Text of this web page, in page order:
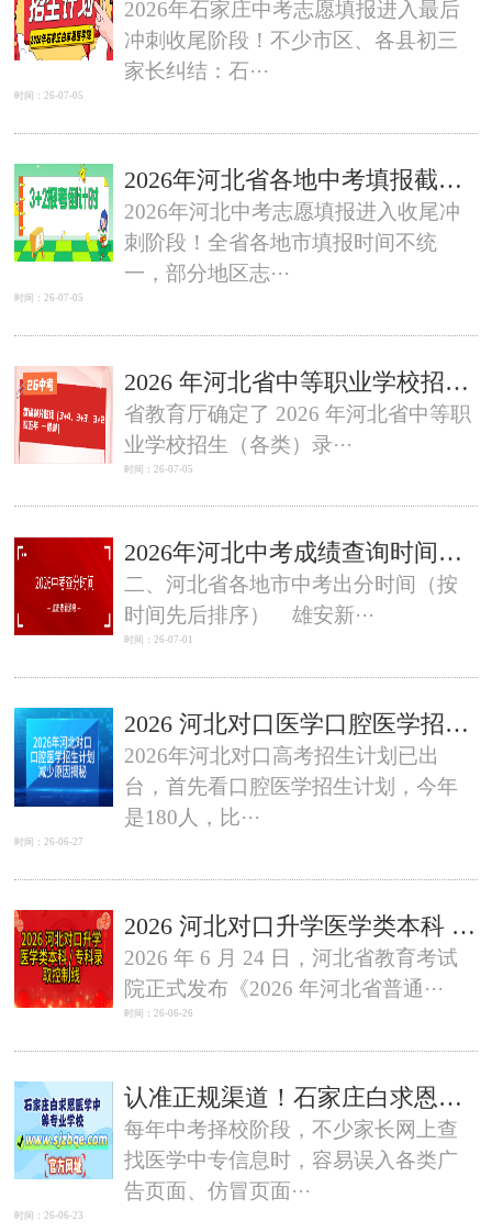
2026年石家庄中考志愿填报进入最后
冲刺收尾阶段！不少市区、各县初三
家长纠结：石···
时间：26-07-05
2026年河北省各地中考填报截止时间（倒计时）
2026年河北中考志愿填报进入收尾冲
刺阶段！全省各地市填报时间不统
一，部分地区志···
时间：26-07-05
2026 年河北省中等职业学校招生（3+4|3+3|3+2|五年一贯制）录取控制分数线
省教育厅确定了 2026 年河北省中等职
业学校招生（各类）录···
时间：26-07-05
2026年河北中考成绩查询时间（河北省各地市都有）
二、河北省各地市中考出分时间（按
时间先后排序） 雄安新···
时间：26-07-01
2026 河北对口医学口腔医学招生计划对比 2025 年，大幅缩招意味着什么？考生必看
2026年河北对口高考招生计划已出
台，首先看口腔医学招生计划，今年
是180人，比···
时间：26-06-27
2026 河北对口升学医学类本科 / 专科录取控制线 + 志愿填报时间汇总
2026 年 6 月 24 日，河北省教育考试
院正式发布《2026 年河北省普通···
时间：26-06-26
认准正规渠道！石家庄白求恩医学中等专业学校官方网站公布
每年中考择校阶段，不少家长网上查
找医学中专信息时，容易误入各类广
告页面、仿冒页面···
时间：26-06-23